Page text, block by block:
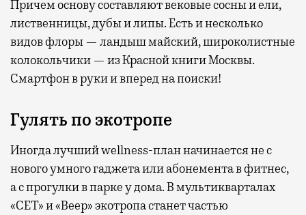
Причем основу составляют вековые сосны и ели,
лиственницы, дубы и липы. Есть и несколько
видов флоры — ландыш майский, широколистные
колокольчики — из Красной книги Москвы.
Смартфон в руки и вперед на поиски!
Гулять по экотропе
Иногда лучший wellness-план начинается не с
нового умного гаджета или абонемента в фитнес,
а с прогулки в парке у дома. В мультикварталах
«СЕТ» и «Веер» экотропа станет частью